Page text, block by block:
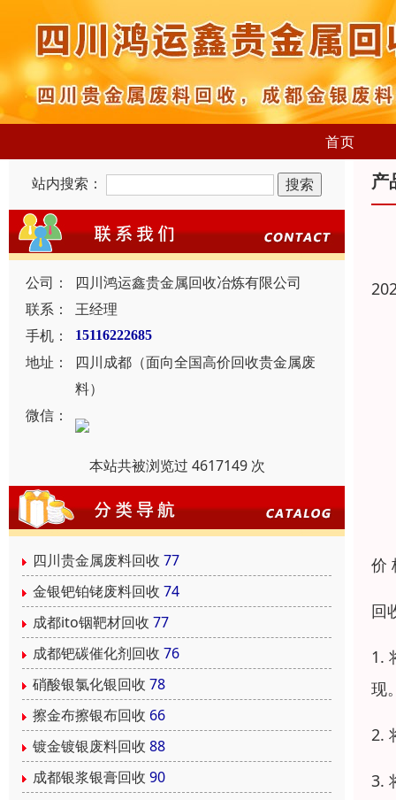
首页
站内搜索：
公司：
四川鸿运鑫贵金属回收冶炼有限公司
联系：
王经理
手机：
15116222685
地址：
四川成都（面向全国高价回收贵金属废
料）
微信：
本站共被浏览过 4617149 次
四川贵金属废料回收 77
金银钯铂铑废料回收 74
成都ito铟靶材回收 77
成都钯碳催化剂回收 76
硝酸银氯化银回收 78
擦金布擦银布回收 66
镀金镀银废料回收 88
成都银浆银膏回收 90
产
价
回
1.
现
2.
3.